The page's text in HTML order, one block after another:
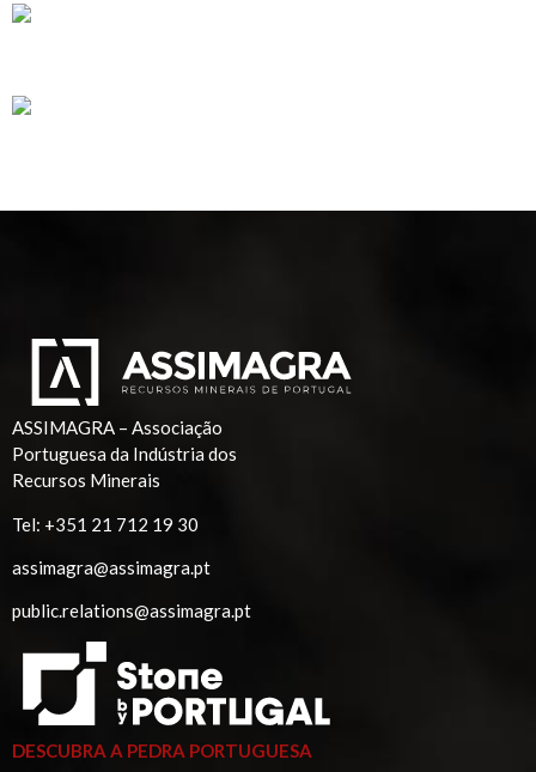
ASSIMAGRA – Associação
Portuguesa da Indústria dos
Recursos Minerais
Tel: +351 21 712 19 30
assimagra@assimagra.pt
public.relations@assimagra.pt
DESCUBRA A PEDRA PORTUGUESA